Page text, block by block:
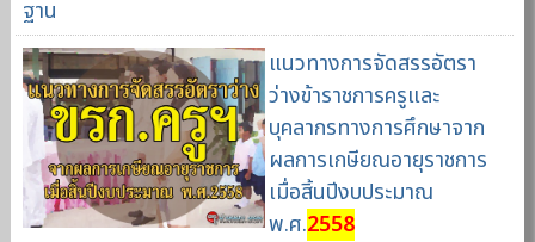
ฐาน
แนวทางการจัดสรรอัตรา
ว่างข้าราชการครูและ
บุคลากรทางการศึกษาจาก
ผลการเกษียณอายุราชการ
เมื่อสิ้นปีงบประมาณ
พ.ศ.2558